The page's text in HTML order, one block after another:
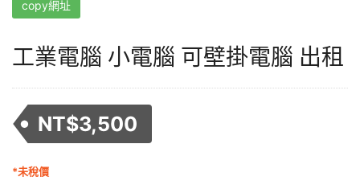
copy網址
工業電腦 小電腦 可壁掛電腦 出租
NT$3,500
*未稅價